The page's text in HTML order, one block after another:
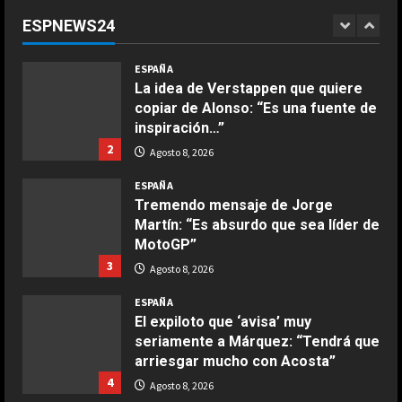
ESPNEWS24
1
2
ESPAÑA
La idea de Verstappen que quiere
copiar de Alonso: “Es una fuente de
inspiración…”
Agosto 8, 2026
3
ESPAÑA
Tremendo mensaje de Jorge
Martín: “Es absurdo que sea líder de
MotoGP”
Agosto 8, 2026
4
ESPAÑA
El expiloto que ‘avisa’ muy
seriamente a Márquez: “Tendrá que
arriesgar mucho con Acosta”
Agosto 8, 2026
Ensalada de espinacas deliciosa
COCINA
Boquerones fritos en freidora de
aire
Aprile 24, 2026
Buñuelos de alcachofas
Aprile 5, 2026